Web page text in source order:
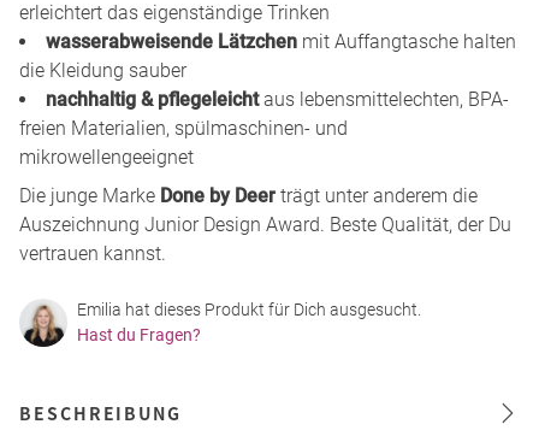
erleichtert das eigenständige Trinken
wasserabweisende Lätzchen mit Auffangtasche halten
die Kleidung sauber
nachhaltig & pflegeleichtaus lebensmittelechten, BPA-
freien Materialien, spülmaschinen- und
mikrowellengeeignet
Die junge Marke Done by Deer trägt unter anderem die
Auszeichnung Junior Design Award. Beste Qualität, der Du
vertrauen kannst.
Emilia hat dieses Produkt für Dich ausgesucht.
Hast du Fragen?
BESCHREIBUNG